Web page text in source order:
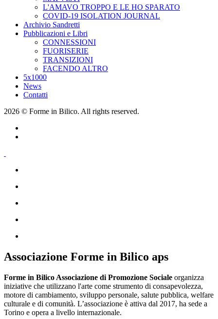
L'AMAVO TROPPO E LE HO SPARATO
COVID-19 ISOLATION JOURNAL
Archivio Sandretti
Pubblicazioni e Libri
CONNESSIONI
FUORISERIE
TRANSIZIONI
FACENDO ALTRO
5x1000
News
Contatti
2026 © Forme in Bilico. All rights reserved.
Associazione Forme in Bilico aps
Forme in Bilico Associazione di Promozione Sociale organizza
iniziative che utilizzano l'arte come strumento di consapevolezza,
motore di cambiamento, sviluppo personale, salute pubblica, welfare
culturale e di comunità. L’associazione è attiva dal 2017, ha sede a
Torino e opera a livello internazionale.